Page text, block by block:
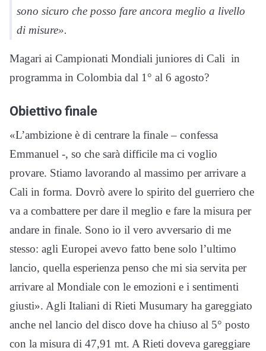
sono sicuro che posso fare ancora meglio a livello
di misure».
Magari ai Campionati Mondiali juniores di Cali in
programma in Colombia dal 1° al 6 agosto?
Obiettivo finale
«L’ambizione è di centrare la finale – confessa
Emmanuel -, so che sarà difficile ma ci voglio
provare. Stiamo lavorando al massimo per arrivare a
Cali in forma. Dovrò avere lo spirito del guerriero che
va a combattere per dare il meglio e fare la misura per
andare in finale. Sono io il vero avversario di me
stesso: agli Europei avevo fatto bene solo l’ultimo
lancio, quella esperienza penso che mi sia servita per
arrivare al Mondiale con le emozioni e i sentimenti
giusti». Agli Italiani di Rieti Musumary ha gareggiato
anche nel lancio del disco dove ha chiuso al 5° posto
con la misura di 47,91 mt. A Rieti doveva gareggiare